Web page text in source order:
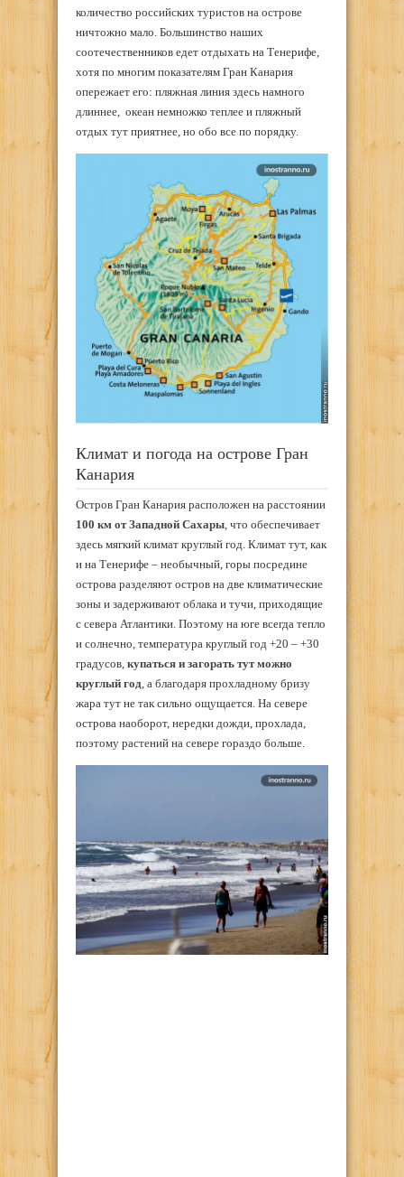
количество российских туристов на острове
ничтожно мало. Большинство наших
соотечественников едет отдыхать на Тенерифе,
хотя по многим показателям Гран Канария
опережает его: пляжная линия здесь намного
длиннее, океан немножко теплее и пляжный
отдых тут приятнее, но обо все по порядку.
Климат и погода на острове Гран
Канария
Остров Гран Канария расположен на расстоянии
100 км от Западной Сахары , что обеспечивает
здесь мягкий климат круглый год. Климат тут, как
и на Тенерифе – необычный, горы посредине
острова разделяют остров на две климатические
зоны и задерживают облака и тучи, приходящие
с севера Атлантики. Поэтому на юге всегда тепло
и солнечно, температура круглый год +20 – +30
градусов, купаться и загорать тут можно
круглый год , а благодаря прохладному бризу
жара тут не так сильно ощущается. На севере
острова наоборот, нередки дожди, прохлада,
поэтому растений на севере гораздо больше.